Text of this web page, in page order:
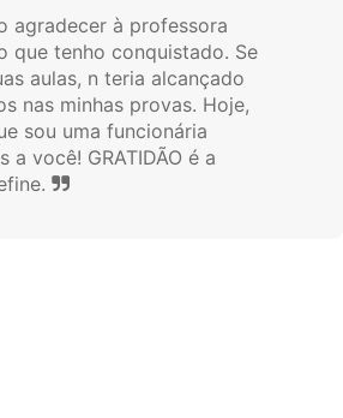
agradecer à professora
que tenho conquistado. Se
aulas, n teria alcançado
nas minhas provas. Hoje,
sou uma funcionária
a você! GRATIDÃO é a